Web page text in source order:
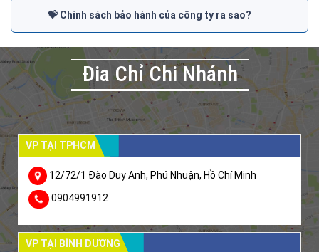
💝 Chính sách bảo hành của công ty ra sao?
Đia Chỉ Chi Nhánh
VP TẠI TPHCM
12/72/1 Đào Duy Anh, Phú Nhuận, Hồ Chí Minh
0904991912
VP TẠI BÌNH DƯƠNG